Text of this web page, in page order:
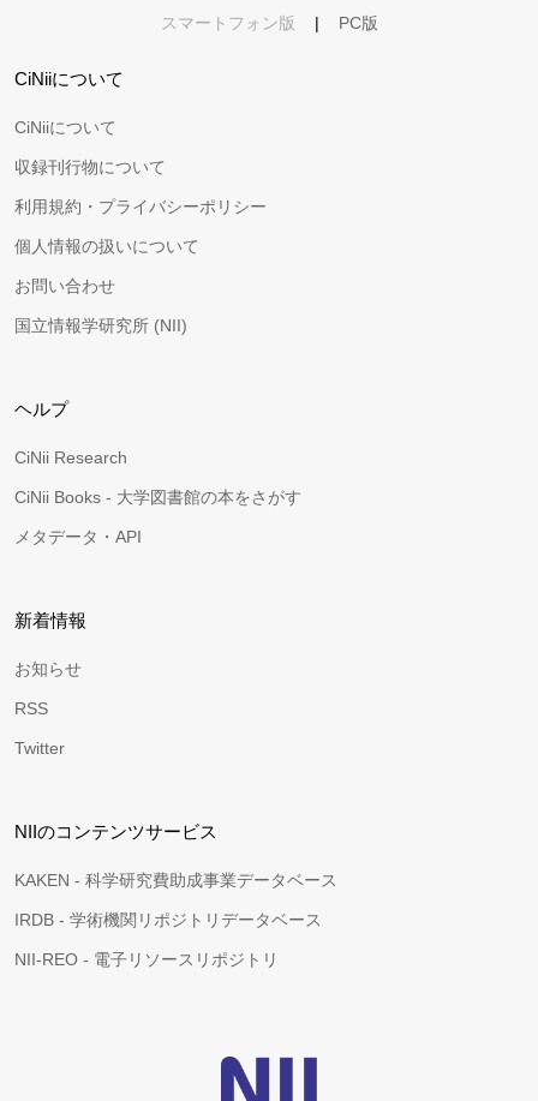
スマートフォン版 | PC版
CiNiiについて
CiNiiについて
収録刊行物について
利用規約・プライバシーポリシー
個人情報の扱いについて
お問い合わせ
国立情報学研究所 (NII)
ヘルプ
CiNii Research
CiNii Books - 大学図書館の本をさがす
メタデータ・API
新着情報
お知らせ
RSS
Twitter
NIIのコンテンツサービス
KAKEN - 科学研究費助成事業データベース
IRDB - 学術機関リポジトリデータベース
NII-REO - 電子リソースリポジトリ